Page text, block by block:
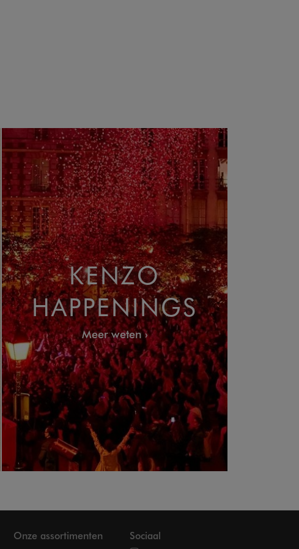
KENZO
HAPPENINGS
Meer weten
Onze assortimenten Sociaal